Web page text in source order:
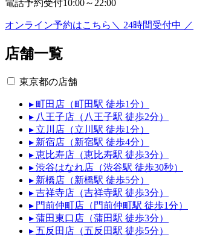
電話予約受付10:00～22:00
オンライン予約はこちら ＼ 24時間受付中 ／
店舗一覧
東京都の店舗
▸ 町田店（町田駅 徒歩1分）
▸ 八王子店（八王子駅 徒歩2分）
▸ 立川店（立川駅 徒歩1分）
▸ 新宿店（新宿駅 徒歩4分）
▸ 恵比寿店（恵比寿駅 徒歩3分）
▸ 渋谷はなれ店（渋谷駅 徒歩30秒）
▸ 新橋店（新橋駅 徒歩5分）
▸ 吉祥寺店（吉祥寺駅 徒歩3分）
▸ 門前仲町店（門前仲町駅 徒歩1分）
▸ 蒲田東口店（蒲田駅 徒歩3分）
▸ 五反田店（五反田駅 徒歩5分）